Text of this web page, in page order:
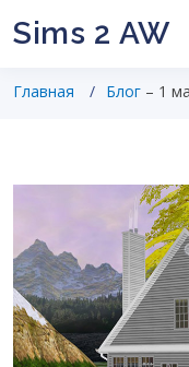
Sims 2 AW
Главная Блог – 1